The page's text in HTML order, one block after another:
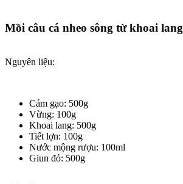
Mồi câu cá nheo sông từ khoai lang
Nguyên liệu:
Cám gạo: 500g
Vừng: 100g
Khoai lang: 500g
Tiết lợn: 100g
Nước mộng rượu: 100ml
Giun đỏ: 500g